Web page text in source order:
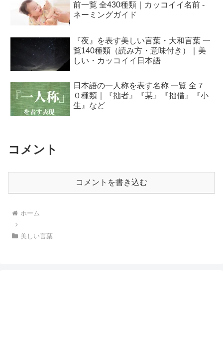
前一覧 全430種類｜カッコイイ名前 -
ネーミングガイド
『夜』を表す美しい言葉・大和言葉 一
覧140種類（読み方・意味付き）｜美
しい・カッコイイ日本語
日本語の一人称を表す名称 一覧 全７
０種類｜『拙者』『某』『拙僧』『小
生』など
コメント
コメントを書き込む
ホーム
美しい言葉